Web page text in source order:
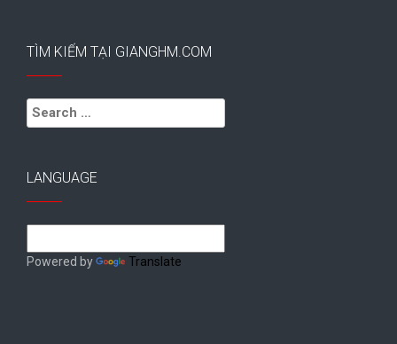
TÌM KIẾM TẠI GIANGHM.COM
Search
for:
LANGUAGE
Powered by Translate